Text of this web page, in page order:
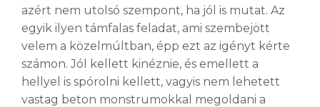
azért nem utolsó szempont, ha jól is mutat. Az
egyik ilyen támfalas feladat, ami szembejött
velem a közelmúltban, épp ezt az igényt kérte
számon. Jól kellett kinéznie, és emellett a
hellyel is spórolni kellett, vagyis nem lehetett
vastag beton monstrumokkal megoldani a